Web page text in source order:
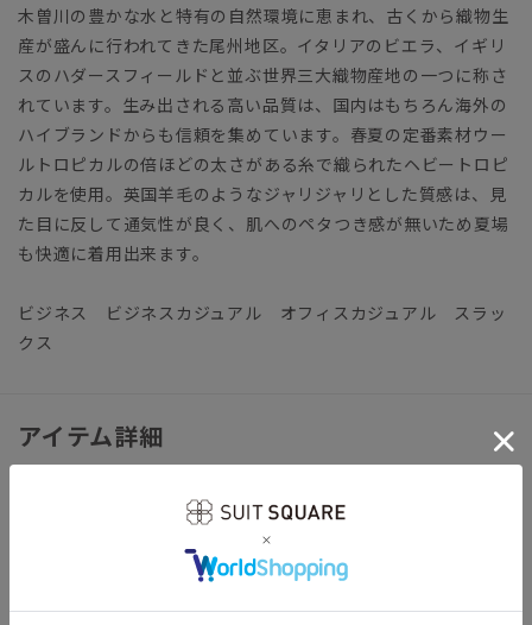
木曽川の豊かな水と特有の自然環境に恵まれ、古くから織物生
産が盛んに行われてきた尾州地区。イタリアのビエラ、イギリ
スのハダースフィールドと並ぶ世界三大織物産地の一つに称さ
れています。生み出される高い品質は、国内はもちろん海外の
ハイブランドからも信頼を集めています。春夏の定番素材ウー
ルトロピカルの倍ほどの太さがある糸で織られたヘビートロピ
カルを使用。英国羊毛のようなジャリジャリとした質感は、見
た目に反して通気性が良く、肌へのペタつき感が無いため夏場
も快適に着用出来ます。
ビジネス ビジネスカジュアル オフィスカジュアル スラッ
クス
アイテム詳細
※モデルにより仕上がりサイズが異なります。下記のサイズ詳
細を必ずご確認下さい。
【洗濯表示】ドライオンリー